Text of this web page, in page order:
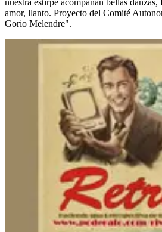
nuestra estirpe acompañan bellas danzas,
amor, llanto. Proyecto del Comité
Gorio Melendre".